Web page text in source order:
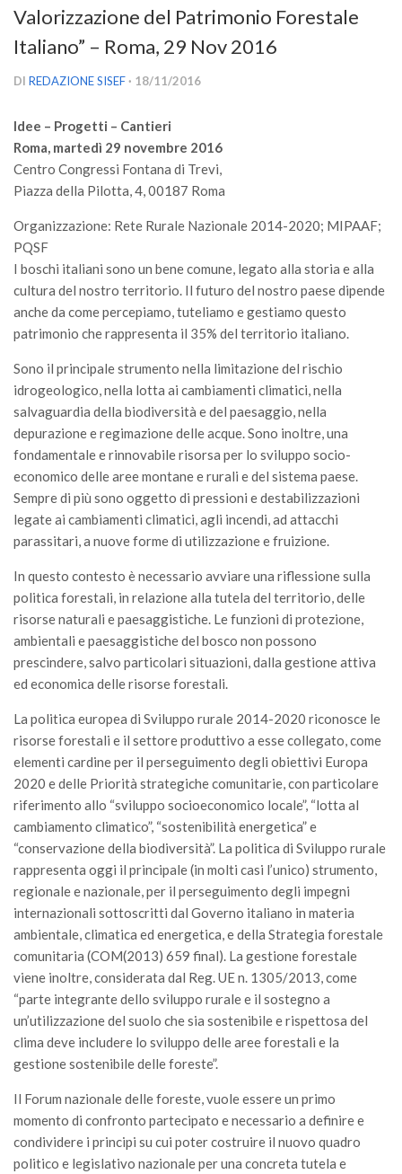
Versamento Quote di Iscrizione
Gruppi di Lavoro
Lista dei Gruppi di Lavoro SISEF
GdL Terpeni in Ecologia
GdL Biodiversità Forestale
GdL Arboricoltura da Legno e Agroselvicoltura
GdL Modellistica Forestale
GdL Ecologia del Suolo
GdL Pianificazione Forestale
GdL Geomatica Forestale
GdL Filiera del legno
GdL Gestione Incendi Boschivi
GdL Verde Urbano
GdL Comunicazione Forestale
GdL Foreste, Mitigazione, Adattamento
GdL Infrastrutture, Risorse, Innovazione
GdL Boschi Vetusti
GdL “TreeTalkers”
GdL Boschi Cedui
News
Post Recenti
Avvisi
Borse di Studio
Call for Papers
Call for Proposals
Comunicati
Congressi
Convegni
Corsi di Aggiornamento
Corsi di Specializzazione
Giornate di Studio
Opportunità di Lavoro
Rassegne
Simposii
Congressi
Valorizzazione del Patrimonio Forestale
Italiano” – Roma, 29 Nov 2016
DI REDAZIONE SISEF· 18/11/2016
Idee – Progetti – Cantieri
Roma, martedì 29 novembre 2016
Centro Congressi Fontana di Trevi,
Piazza della Pilotta, 4, 00187 Roma
Organizzazione: Rete Rurale Nazionale 2014-2020; MIPAAF;
PQSF
I boschi italiani sono un bene comune, legato alla storia e alla
cultura del nostro territorio. Il futuro del nostro paese dipende
anche da come percepiamo, tuteliamo e gestiamo questo
patrimonio che rappresenta il 35% del territorio italiano.
Sono il principale strumento nella limitazione del rischio
idrogeologico, nella lotta ai cambiamenti climatici, nella
salvaguardia della biodiversità e del paesaggio, nella
depurazione e regimazione delle acque. Sono inoltre, una
fondamentale e rinnovabile risorsa per lo sviluppo socio-
economico delle aree montane e rurali e del sistema paese.
Sempre di più sono oggetto di pressioni e destabilizzazioni
legate ai cambiamenti climatici, agli incendi, ad attacchi
parassitari, a nuove forme di utilizzazione e fruizione.
In questo contesto è necessario avviare una riflessione sulla
politica forestali, in relazione alla tutela del territorio, delle
risorse naturali e paesaggistiche. Le funzioni di protezione,
ambientali e paesaggistiche del bosco non possono
prescindere, salvo particolari situazioni, dalla gestione attiva
ed economica delle risorse forestali.
La politica europea di Sviluppo rurale 2014-2020 riconosce le
risorse forestali e il settore produttivo a esse collegato, come
elementi cardine per il perseguimento degli obiettivi Europa
2020 e delle Priorità strategiche comunitarie, con particolare
riferimento allo “sviluppo socioeconomico locale”, “lotta al
cambiamento climatico”, “sostenibilità energetica” e
“conservazione della biodiversità”. La politica di Sviluppo rurale
rappresenta oggi il principale (in molti casi l’unico) strumento,
regionale e nazionale, per il perseguimento degli impegni
internazionali sottoscritti dal Governo italiano in materia
ambientale, climatica ed energetica, e della Strategia forestale
comunitaria (COM(2013) 659 final). La gestione forestale
viene inoltre, considerata dal Reg. UE n. 1305/2013, come
“parte integrante dello sviluppo rurale e il sostegno a
un’utilizzazione del suolo che sia sostenibile e rispettosa del
clima deve includere lo sviluppo delle aree forestali e la
gestione sostenibile delle foreste”.
Il Forum nazionale delle foreste, vuole essere un primo
momento di confronto partecipato e necessario a definire e
condividere i principi su cui poter costruire il nuovo quadro
politico e legislativo nazionale per una concreta tutela e